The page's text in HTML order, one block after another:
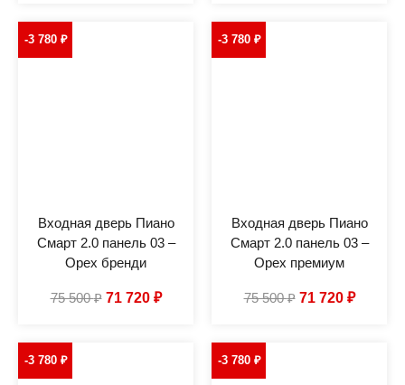
-3 780 ₽
Входная дверь Пиано
Смарт 2.0 панель 03 –
Орех бренди
75 500₽ 71 720 ₽
-3 780 ₽
Входная дверь Пиано
Смарт 2.0 панель 03 –
Орех премиум
75 500₽ 71 720 ₽
-3 780 ₽ -3 780 ₽